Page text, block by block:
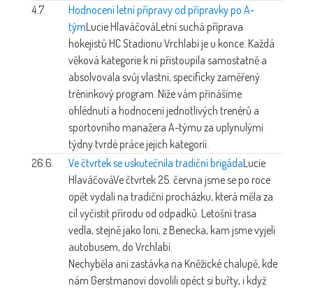
4.7.
Hodnocení letní přípravy od přípravky po A-
týmLucie HlaváčováLetní suchá příprava
hokejistů HC Stadionu Vrchlabí je u konce. Každá
věková kategorie k ní přistoupila samostatně a
absolvovala svůj vlastní, specificky zaměřený
tréninkový program. Níže vám přinášíme
ohlédnutí a hodnocení jednotlivých trenérů a
sportovního manažera A-týmu za uplynulými
týdny tvrdé práce jejich kategorií.
26.6.
Ve čtvrtek se uskutečnila tradiční brigádaLucie
HlaváčováVe čtvrtek 25. června jsme se po roce
opět vydali na tradiční procházku, která měla za
cíl vyčistit přírodu od odpadků. Letošní trasa
vedla, stejně jako loni, z Benecka, kam jsme vyjeli
autobusem, do Vrchlabí.
Nechyběla ani zastávka na Kněžické chalupě, kde
nám Gerstmanovi dovolili opéct si buřty, i když